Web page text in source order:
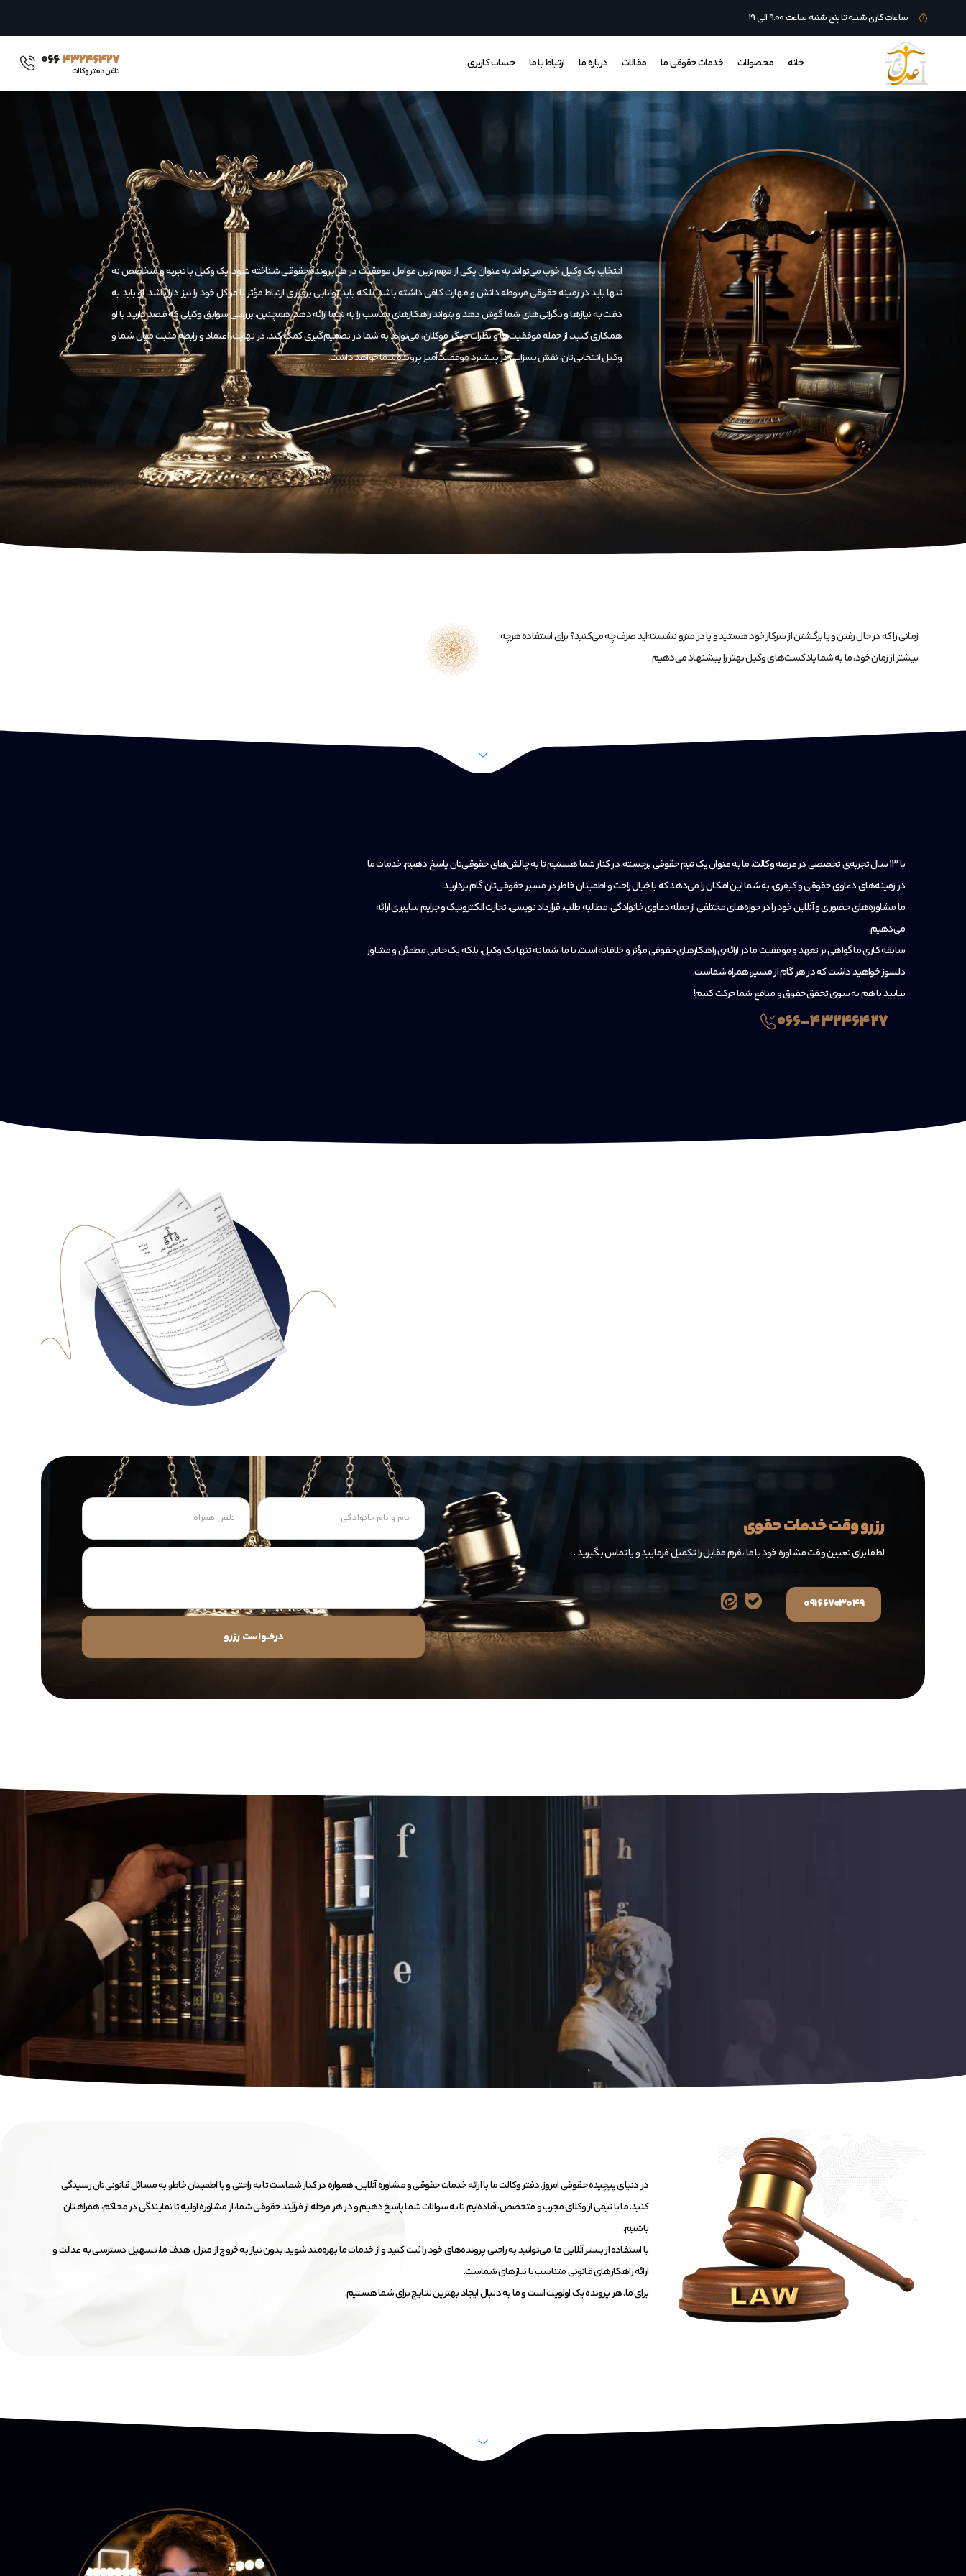
ساعات کاری شنبه تا پنج شنبه ساعت ۹:۰۰ الی ۱۹
خانه محصولات خدمات حقوقی ما مقالات درباره ما ارتباط با ما حساب کاربری ۰۶۶۴۳۲۴۶۴۲۷
تلفن دفتر وکالت
انتخاب یک وکیل خوب می‌تواند به عنوان یکی از مهم‌ترین عوامل موفقیت در هر پرونده حقوقی شناخته شود. یک وکیل با تجربه و متخصص نه
تنها باید در زمینه حقوقی مربوطه دانش و مهارت کافی داشته باشد، بلکه باید توانایی برقراری ارتباط مؤثر با موکل خود را نیز دارا باشد. او باید به
دقت به نیازها و نگرانی‌های شما گوش دهد و بتواند راهکارهای مناسب را به شما ارائه دهد. همچنین، بررسی سوابق وکیلی که قصد دارید با او
همکاری کنید، از جمله موفقیت‌ها و نظرات دیگر موکلان، می‌تواند به شما در تصمیم‌گیری کمک کند. در نهایت، اعتماد و رابطه مثبت میان شما و
وکیل انتخابی‌تان، نقش بسزایی در پیشبرد موفقیت‌آمیز پرونده شما خواهد داشت.
زمانی را که در حال رفتن و یا برگشتن از سرکار خود هستید و یا در مترو نشسته‌اید صرف چه می‌کنید؟ برای استفاده هرچه
بیشتر از زمان خود، ما به شما پادکست‌های وکیل بهتر را پیشنهاد می‌دهیم
با ۱۳ سال تجربه‌ی تخصصی در عرصه وکالت، ما به عنوان یک تیم حقوقی برجسته، در کنار شما هستیم تا به چالش‌های حقوقی‌تان پاسخ دهیم. خدمات ما
در زمینه‌های دعاوی حقوقی و کیفری، به شما این امکان را می‌دهد که با خیال راحت و اطمینان خاطر در مسیر حقوقی‌تان گام بردارید.
ما مشاوره‌های حضوری و آنلاین خود را در حوزه‌های مختلفی از جمله دعاوی خانوادگی، مطالبه طلب، قرارداد نویسی، تجارت الکترونیک و جرایم سایبری ارائه
می‌دهیم.
سابقه‌ کاری ما گواهی بر تعهد و موفقیت ما در ارائه‌ی راهکارهای حقوقی مؤثر و خلاقانه است. با ما، شما نه تنها یک وکیل، بلکه یک حامی مطمئن و مشاور
دلسوز خواهید داشت که در هر گام از مسیر، همراه شماست.
بیایید با هم به سوی تحقق حقوق و منافع شما حرکت کنیم!
۰۶۶-۴۳۲۴۶۴۲۷
رزرو وقت خدمات حقوی
لطفا برای تعیین وقت مشاوره خود با ما ، فرم مقابل را تکمیل فرمایید و یا تماس بگیرید .
۰۹۱۶۶۷۰۳۰۴۹
درخــواست رزرو
در دنیای پیچیده حقوقی امروز، دفتر وکالت ما با ارائه خدمات حقوقی و مشاوره آنلاین، همواره در کنار شماست تا به راحتی و با اطمینان خاطر، به مسائل قانونی‌تان رسیدگی
کنید. ما با تیمی از وکلای مجرب و متخصص، آماده‌ایم تا به سوالات شما پاسخ دهیم و در هر مرحله از فرآیند حقوقی شما، از مشاوره اولیه تا نمایندگی در محاکم، همراهتان
باشیم.
با استفاده از بستر آنلاین ما، می‌توانید به راحتی پرونده‌های خود را ثبت کنید و از خدمات ما بهره‌مند شوید، بدون نیاز به خروج از منزل. هدف ما، تسهیل دسترسی به عدالت و
ارائه راهکارهای قانونی متناسب با نیازهای شماست.
برای ما، هر پرونده یک اولویت است و ما به دنبال ایجاد بهترین نتایج برای شما هستیم.